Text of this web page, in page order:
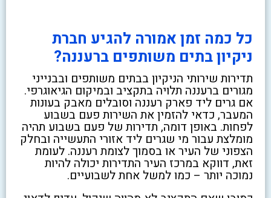
כל כמה זמן אמורה להגיע חברת
ניקיון בתים משותפים ברעננה?
תדירות שירותי הניקיון בבתים משותפים ובבנייני
מגורים ברעננה תלויה בתקציב ובמיקום הגיאוגרפי.
אם גרים ליד פארק רעננה וסובלים מאבק בעונות
המעבר, כדאי להזמין את השירות פעם בשבוע
לפחות. באופן דומה, תדירות של פעם בשבוע תהיה
מומלצת עבור מי שגרים ליד אזורי התעשייה ובחלק
הצפוני של העיר או בסמוך לצומת רעננה. לעומת
זאת, דווקא במרכז העיר התדירות יכולה להיות
נמוכה יותר – כמו למשל אחת לשבועיים.